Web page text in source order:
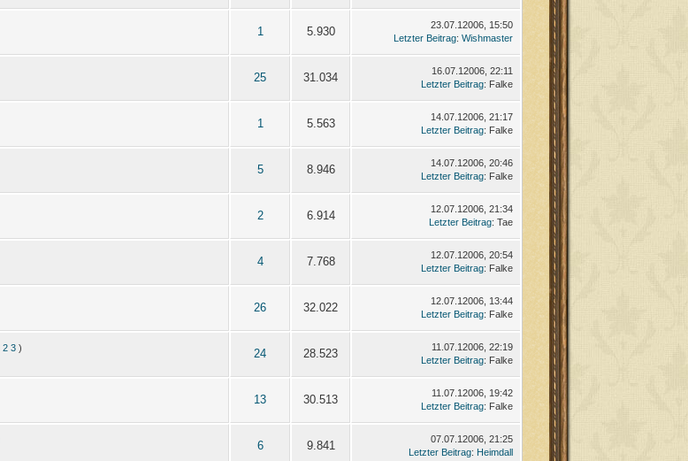
1 5.930
23.07.12006, 15:50
Letzter Beitrag: Wishmaster
25 31.034
16.07.12006, 22:11
Letzter Beitrag: Falke
1 5.563
14.07.12006, 21:17
Letzter Beitrag: Falke
5 8.946
14.07.12006, 20:46
Letzter Beitrag: Falke
2 6.914
12.07.12006, 21:34
Letzter Beitrag: Tae
4 7.768
12.07.12006, 20:54
Letzter Beitrag: Falke
26 32.022
12.07.12006, 13:44
Letzter Beitrag: Falke
2 3 )
24 28.523
11.07.12006, 22:19
Letzter Beitrag: Falke
13 30.513
11.07.12006, 19:42
Letzter Beitrag: Falke
6 9.841
07.07.12006, 21:25
Letzter Beitrag: Heimdall